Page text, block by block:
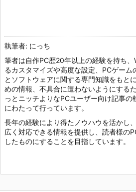
執筆者: にっち
筆者は自作PC歴20年以上の経験を持ち
るカスタマイズや高度な設定、PCゲーム
とソフトウェアに関する専門知識をもと
めの情報、不具合に遭わないようにする
っとニッチよりなPCユーザー向け記事
にわたって行っています。
長年の経験により得たノウハウを活かし
広く対応できる情報を提供し、読者様の
したものにすることを目指しています。